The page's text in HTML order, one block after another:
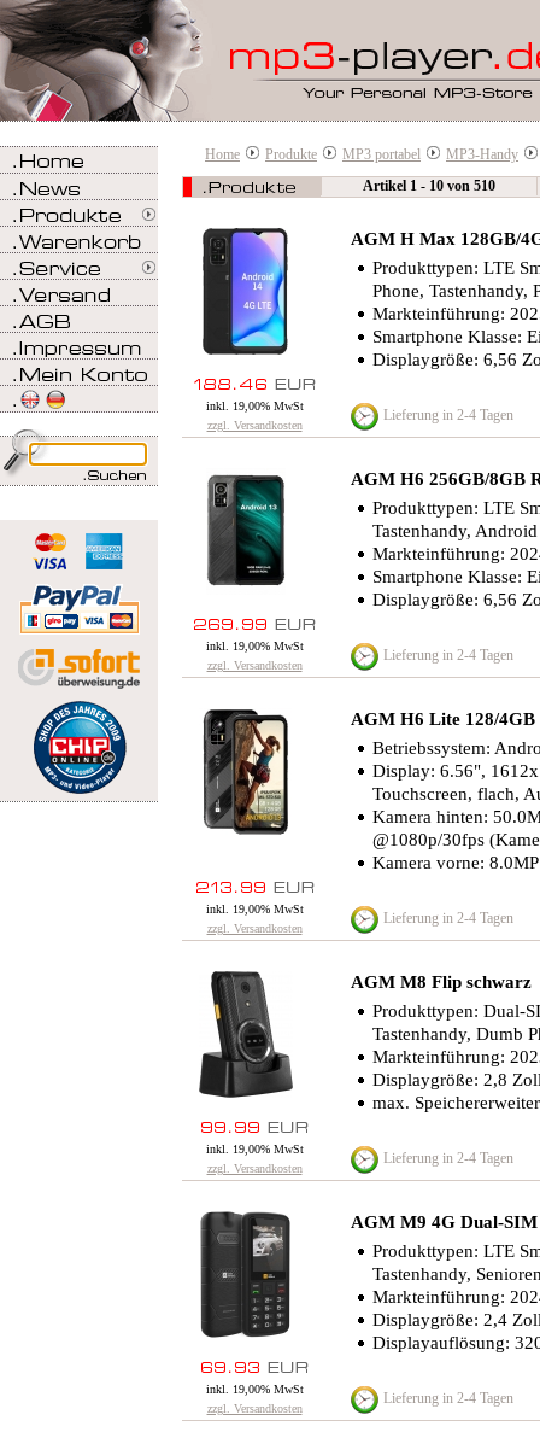
Home Produkte MP3 portabel
MP3-Handy
Artikel 1 - 10 von 510
AGM H Max 128GB/
Produkttypen: LTE
Phone, Tastenhandy,
Markteinführung:
Smartphone Klasse:
Displaygröße: 6,56
inkl. 19,00% MwSt
zzgl. Versandkosten
Lieferung in 2-4 Tagen
AGM H6 256GB/8GB
Produkttypen: LTE
Tastenhandy,
Markteinführung:
Smartphone Klasse:
Displaygröße: 6,56
inkl. 19,00% MwSt
zzgl. Versandkosten
Lieferung in 2-4 Tagen
AGM H6 Lite 128/
Betriebssystem:
Display: 6.56",
Touchscreen, flach,
Kamera hinten:
@1080p/​30fps
Kamera vorne: 8.0MP
inkl. 19,00% MwSt
zzgl. Versandkosten
Lieferung in 2-4 Tagen
AGM M8 Flip schwarz
Produkttypen: Dual-
Tastenhandy, Dumb
Markteinführung:
Displaygröße: 2,8
max.
inkl. 19,00% MwSt
zzgl. Versandkosten
Lieferung in 2-4 Tagen
AGM M9 4G Dual-SIM
Produkttypen: LTE
Tastenhandy,
Markteinführung:
Displaygröße: 2,4
Displayauflösung:
inkl. 19,00% MwSt
zzgl. Versandkosten
Lieferung in 2-4 Tagen